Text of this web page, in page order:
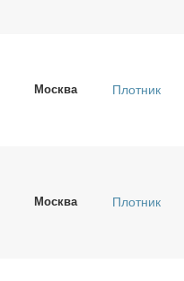
Москва Плотник
Москва Плотник